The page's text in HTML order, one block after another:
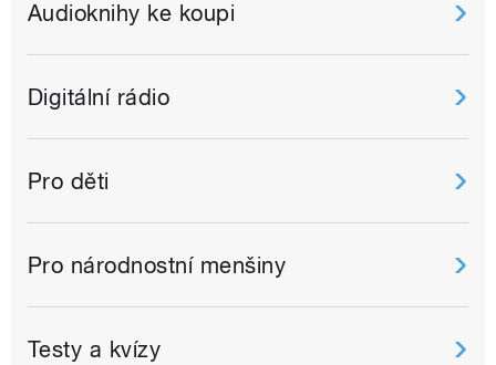
Audioknihy ke koupi
Digitální rádio
Pro děti
Pro národnostní menšiny
Testy a kvízy